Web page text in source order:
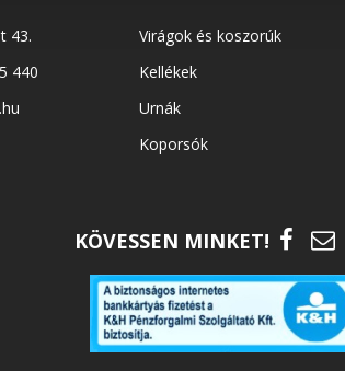
43.
440
Virágok és koszorúk
Kellékek
Urnák
Koporsók
KÖVESSEN MINKET!